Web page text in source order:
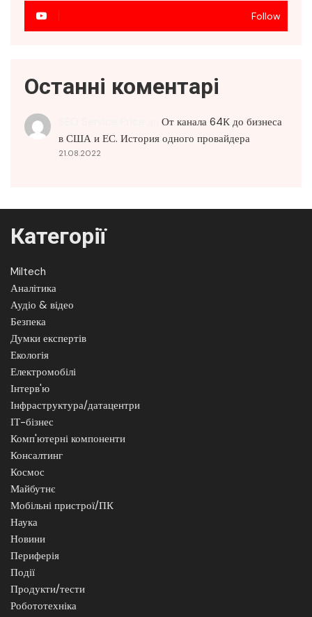
Follow
Останні коментарі
От канала 64К до бизнеса
в США и ЕС. История одного провайдера
21.08.2022
Категорії
Miltech
Аналітика
Аудіо & відео
Безпека
Думки експертів
Екологія
Електромобілі
Інтерв'ю
Інфраструктура/датацентри
ІТ-бізнес
Комп'ютерні компоненти
Консалтинг
Космос
Майбутнє
Мобільні пристрої/ПК
Наука
Новини
Периферія
Події
Продукти/тести
Робототехніка